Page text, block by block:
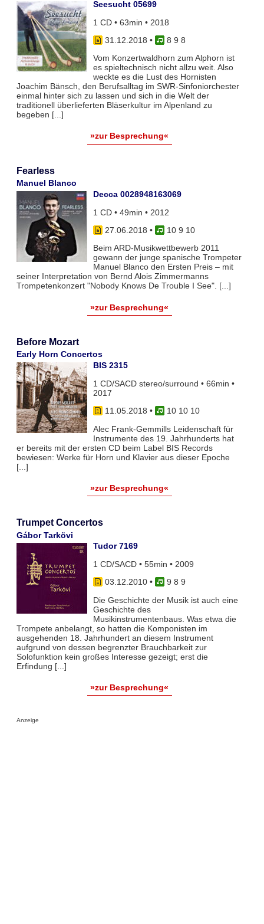
Seesucht 05699
1 CD • 63min • 2018
31.12.2018 •
8 9 8
Vom Konzertwaldhorn zum Alphorn ist
es spieltechnisch nicht allzu weit. Also
weckte es die Lust des Hornisten
Joachim Bänsch, den Berufsalltag im SWR-Sinfoniorchester
einmal hinter sich zu lassen und sich in die Welt der
traditionell überlieferten Bläserkultur im Alpenland zu
begeben [...]
»zur Besprechung«
Fearless
Manuel Blanco
Decca 0028948163069
1 CD • 49min • 2012
27.06.2018 •
10 9 10
Beim ARD-Musikwettbewerb 2011
gewann der junge spanische Trompeter
Manuel Blanco den Ersten Preis – mit
seiner Interpretation von Bernd Alois Zimmermanns
Trompetenkonzert "Nobody Knows De Trouble I See". [...]
»zur Besprechung«
Before Mozart
Early Horn Concertos
BIS 2315
1 CD/SACD stereo/surround • 66min •
2017
11.05.2018 •
10 10 10
Alec Frank-Gemmills Leidenschaft für
Instrumente des 19. Jahrhunderts hat
er bereits mit der ersten CD beim Label BIS Records
bewiesen: Werke für Horn und Klavier aus dieser Epoche
[...]
»zur Besprechung«
Trumpet Concertos
Gábor Tarkövi
Tudor 7169
1 CD/SACD • 55min • 2009
03.12.2010•
9 8 9
Die Geschichte der Musik ist auch eine
Geschichte des
Musikinstrumentenbaus. Was etwa die
Trompete anbelangt, so hatten die Komponisten im
ausgehenden 18. Jahrhundert an diesem Instrument
aufgrund von dessen begrenzter Brauchbarkeit zur
Solofunktion kein großes Interesse gezeigt; erst die
Erfindung [...]
»zur Besprechung«
Anzeige